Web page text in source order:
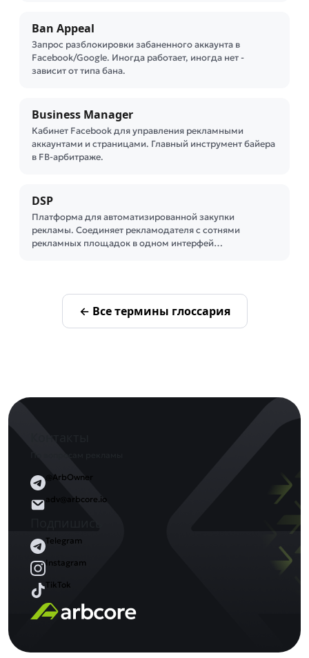
Ban Appeal
Запрос разблокировки забаненного аккаунта в
Facebook/Google. Иногда работает, иногда нет -
зависит от типа бана.
Business Manager
Кабинет Facebook для управления рекламными
аккаунтами и страницами. Главный инструмент байера
в FB-арбитраже.
DSP
Платформа для автоматизированной закупки
рекламы. Соединяет рекламодателя с сотнями
рекламных площадок в одном интерфей…
← Все термины глоссария
@ArbOwner
adv@arbcore.io
Telegram
Instagram
TikTok